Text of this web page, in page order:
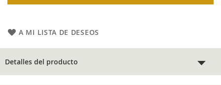
A MI LISTA DE DESEOS
Detalles del producto